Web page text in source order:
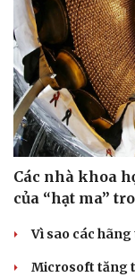
Di sản
Các nhà khoa
của “hạt ma”
Vì sao các
Microsoft tăng